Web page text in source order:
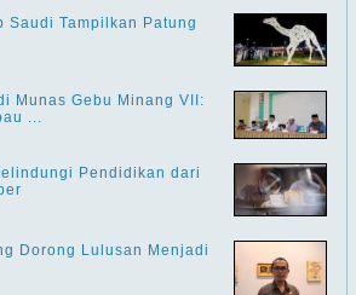
Saudi Tampilkan Patung
Munas Gebu Minang VII:
...
Pendidikan dari
Dorong Lulusan Menjadi